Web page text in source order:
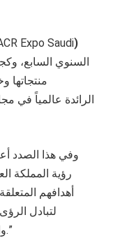
Expo Saudi)
السنوي السابع،
منتجاتها
وفي هذا الصدد
أهدافهم
لتبادل
والمساهمة في تطوير مستقبل مستدام في هذا المجال للمملكة العربية السعودية وبقية العالم.”